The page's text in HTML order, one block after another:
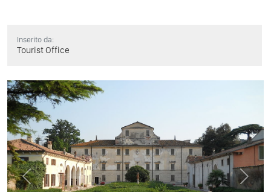
Inserito da:
Tourist Office
Previous Next